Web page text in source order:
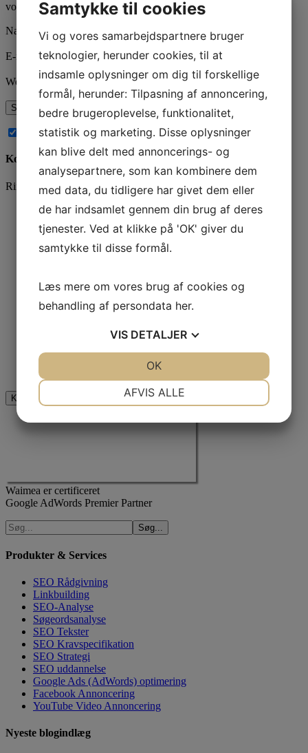
vores privatlivspolitikher.
Navn
E-mail *
Websted
Abonnér på nye kommentarer til dette indlæg
Kontakt os
Ring og få en snak på78 76 10 30 eller brug kontaktformularen
Navn*
Comments
Jeg er ikke en robot
Waimea er certificeret
Google AdWords Premier Partner
Produkter & Services
SEO Rådgivning
Linkbuilding
SEO-Analyse
Søgeordsanalyse
SEO Tekster
SEO Kravspecifikation
SEO Strategi
SEO uddannelse
Google Ads (AdWords) optimering
Facebook Annoncering
YouTube Video Annoncering
Nyeste blogindlæg
Samtykke til cookies
Vi og vores samarbejdspartnere bruger
teknologier, herunder cookies, til at
indsamle oplysninger om dig til forskellige
formål, herunder: Tilpasning af annoncering,
bedre brugeroplevelse, funktionalitet,
statistik og marketing. Disse oplysninger
kan blive delt med annoncerings- og
analysepartnere, som kan kombinere dem
med data, du tidligere har givet dem eller
de har indsamlet gennem din brug af deres
tjenester. Ved at klikke på 'OK' giver du
samtykke til disse formål.
Læs mere om vores brug af cookies og
behandling af persondata her.
VIS DETALJER
AFVIS ALLE
OK